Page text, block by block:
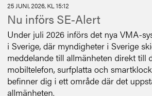
25 JUNI, 2026, KL 15:12
Nu införs SE-Alert
Under juli 2026 införs det nya VMA-
i Sverige, där myndigheter i Sverige
meddelande till allmänheten direkt till
mobiltelefon, surfplatta och
befinner dig i ett område där det
allmänheten.